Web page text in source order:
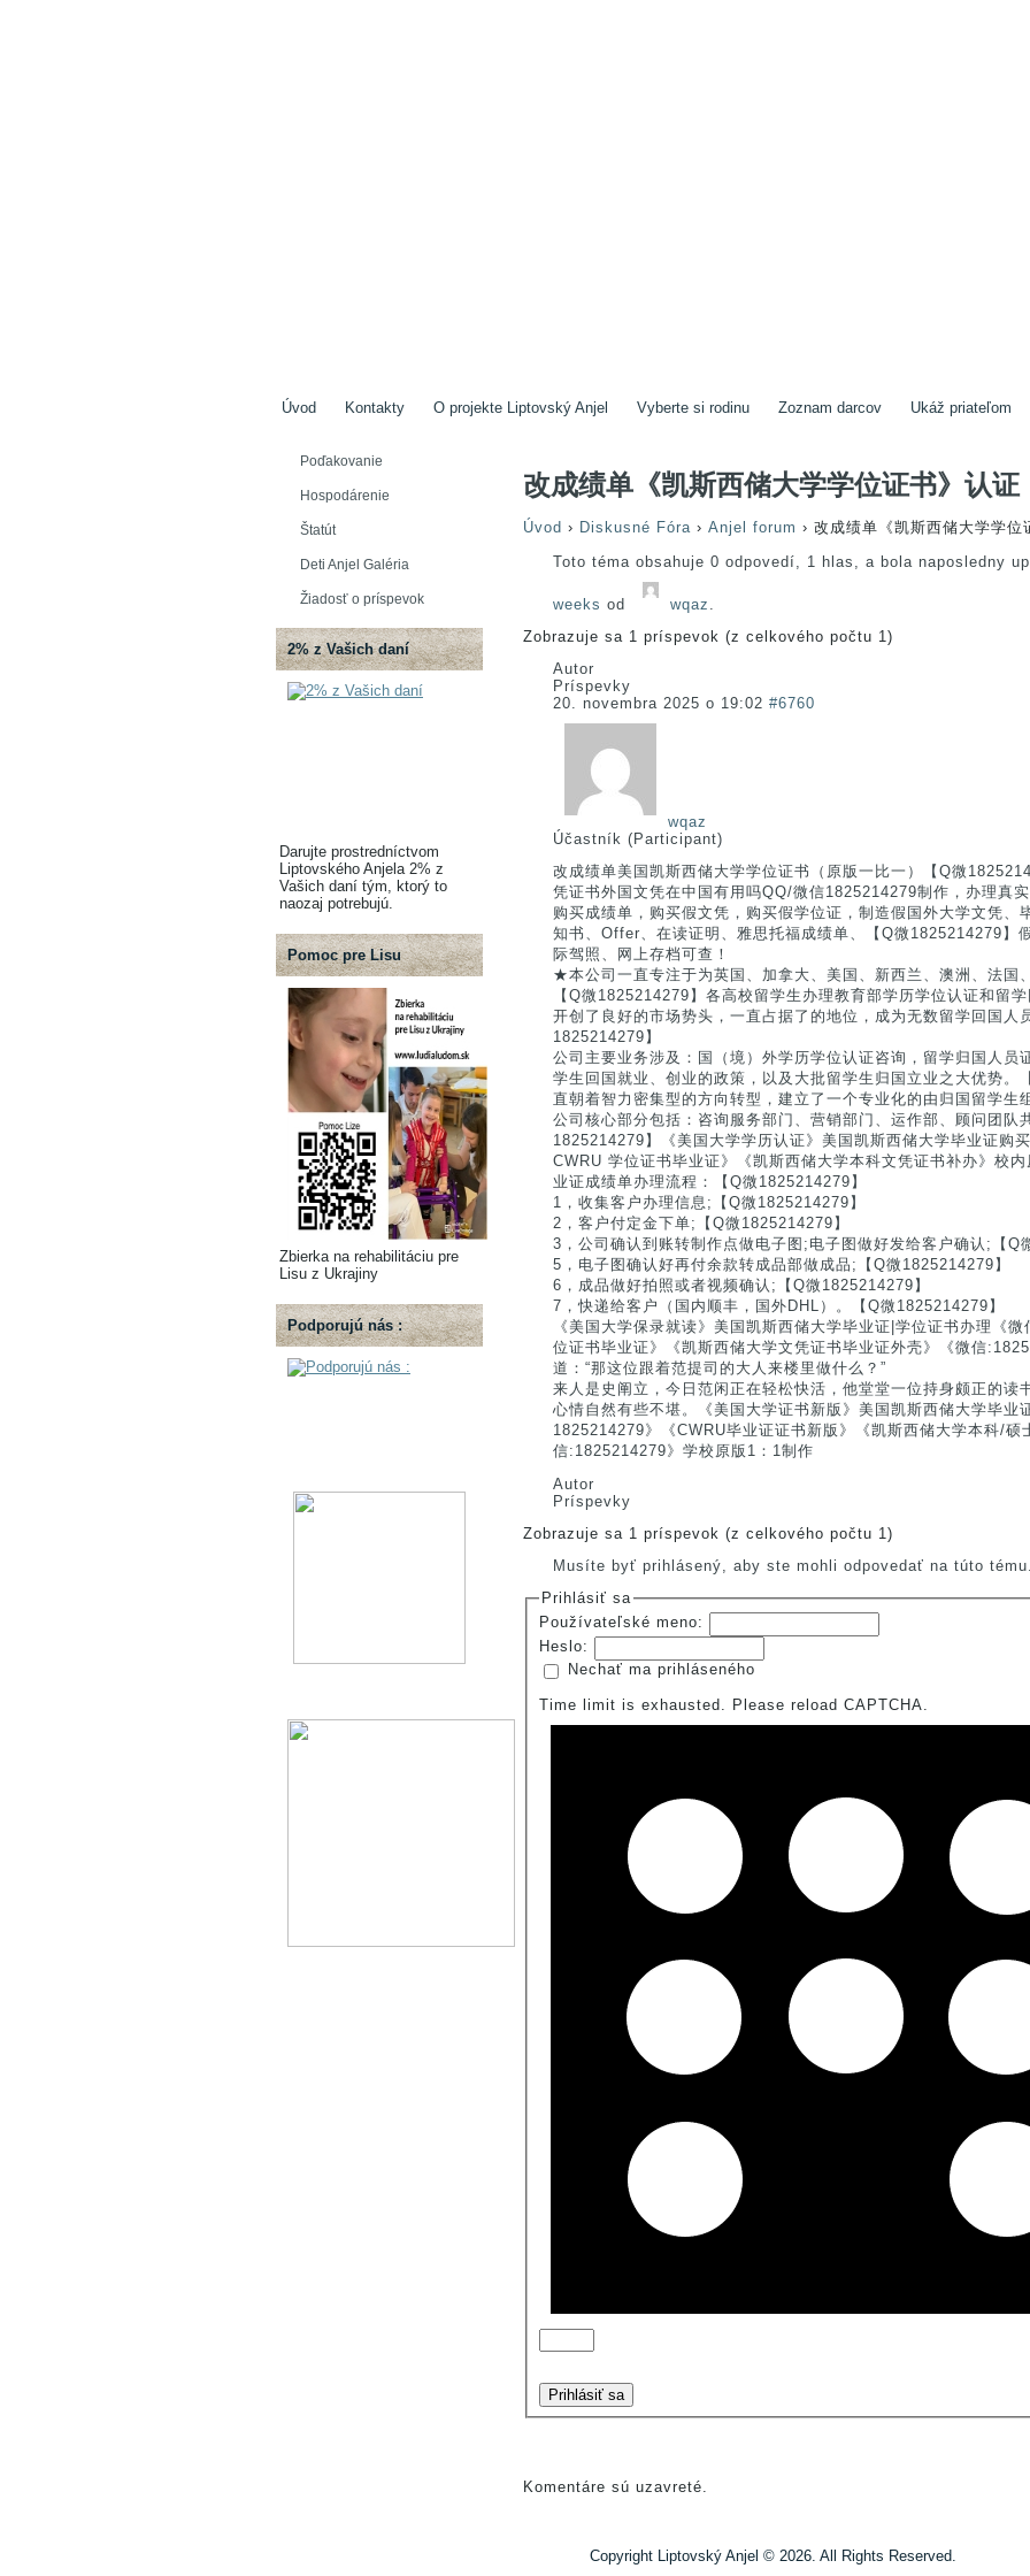
Úvod Kontakty O projekte Liptovský Anjel Vyberte si rodinu Zoznam darcov Ukáž priateľom
Poďakovanie
Hospodárenie
Štatút
Deti Anjel Galéria
Žiadosť o príspevok
2% z Vašich daní
Darujte prostredníctvom
Liptovského Anjela 2% z
Vašich daní tým, ktorý to
naozaj potrebujú.
Pomoc pre Lisu
Zbierka na rehabilitáciu pre
Lisu z Ukrajiny
Podporujú nás :
改成绩单《凯斯西储大学学位证书》认证
Úvod › Diskusné Fóra › Anjel forum › 改成绩单《凯斯西储大学学位
Toto téma obsahuje 0 odpovedí, 1 hlas, a bola naposledny
weeks od wqaz .
Zobrazuje sa 1 príspevok (z celkového počtu 1)
Autor
Príspevky
20. novembra 2025 o 19:02 #6760
wqaz
Účastník (Participant)
改成绩单美国凯斯西储大学学位证书（原版一比一）【Q微
凭证书外国文凭在中国有用吗QQ/微信1825214279制作，办理真
购买成绩单，购买假文凭，购买假学位证，制造假国外大学文凭、
知书、Offer、在读证明、雅思托福成绩单、【Q微1825214279】
际驾照、网上存档可查！
★本公司一直专注于为英国、加拿大、美国、新西兰、澳洲、法国
【Q微1825214279】各高校留学生办理教育部学历学位认证和留
开创了良好的市场势头，一直占据了的地位，成为无数留学回国人
1825214279】
公司主要业务涉及：国（境）外学历学位认证咨询，留学归国人员
学生回国就业、创业的政策，以及大批留学生归国立业之大优势。
直朝着智力密集型的方向转型，建立了一个专业化的由归国留学生
公司核心部分包括：咨询服务部门、营销部门、运作部、顾问团队
1825214279】《美国大学学历认证》美国凯斯西储大学毕业证购
CWRU 学位证书毕业证》《凯斯西储大学本科文凭证书补办》校
业证成绩单办理流程：【Q微1825214279】
1，收集客户办理信息;【Q微1825214279】
2，客户付定金下单;【Q微1825214279】
3，公司确认到账转制作点做电子图;电子图做好发给客户确认;【Q
5，电子图确认好再付余款转成品部做成品;【Q微1825214279】
6，成品做好拍照或者视频确认;【Q微1825214279】
7，快递给客户（国内顺丰，国外DHL）。【Q微1825214279】
《美国大学保录就读》美国凯斯西储大学毕业证|学位证书办理《
位证书毕业证》《凯斯西储大学文凭证书毕业证外壳》《微信
道：“那这位跟着范提司的大人来楼里做什么？”
来人是史阐立，今日范闲正在轻松快活，他堂堂一位持身颇正的读
心情自然有些不堪。《美国大学证书新版》美国凯斯西储大学毕业
1825214279》《CWRU毕业证证书新版》《凯斯西储大学本科/硕
信:1825214279》学校原版1：1制作
Autor
Príspevky
Zobrazuje sa 1 príspevok (z celkového počtu 1)
Musíte byť prihlásený, aby ste mohli odpovedať na túto
Prihlásiť sa
Používateľské meno:
Heslo:
Nechať ma prihláseného
Time limit is exhausted. Please reload CAPTCHA.
Prihlásiť sa
Komentáre sú uzavreté.
Copyright Liptovský Anjel © 2026. All Rights Reserved.